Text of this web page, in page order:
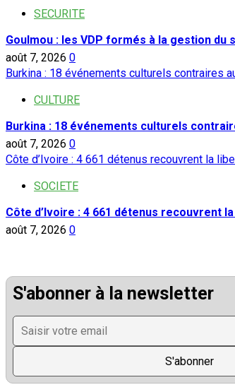
SECURITE
Goulmou : les VDP formés à la gestion du
août 7, 2026 0
Burkina : 18 événements culturels contraires
CULTURE
Burkina : 18 événements culturels
août 7, 2026 0
Côte d’Ivoire : 4 661 détenus recouvrent la
SOCIETE
Côte d’Ivoire : 4 661 détenus recouvrent
août 7, 2026 0
S'abonner à la newsletter